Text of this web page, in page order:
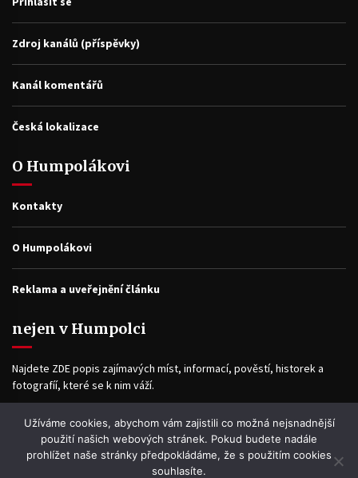
Zdroj kanálů (příspěvky)
Kanál komentářů
Česká lokalizace
O Humpolákovi
Kontakty
O Humpolákovi
Reklama a uveřejnění článku
nejen v Humpolci
Najdete ZDE popis zajímavých míst, informací, pověstí, historek a
fotografíí, které se k nim váží.
Facebook
Užíváme cookies, abychom vám zajistili co možná nejsnadnější
použití našich webových stránek. Pokud budete nadále
prohlížet naše stránky předpokládáme, že s použitím cookies
souhlasíte.